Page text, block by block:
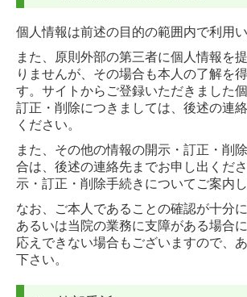
個人情報は前述の目的の範囲内で利用い
また、原則外部の第三者に個人情報を
りませんが、その場合も本人の了解を
す。サイトからご登録いただきました
訂正・削除につきましては、後述の連
ください。
また、その他の情報の開示・訂正・削
合は、後述の連絡先までお申し出くだ
示・訂正・削除手続きについてご案内し
なお、ご本人であることの確認が十分
あるいは当院の業務に支障がある場合
応えできない場合もございますので、
下さい。